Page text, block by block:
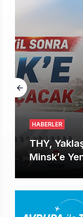
HABERLER
THY,
Minsk’e